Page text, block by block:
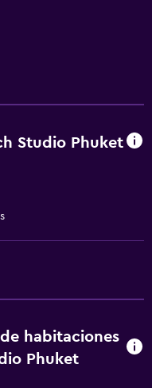
Studio Phuket
habitaciones
Phuket